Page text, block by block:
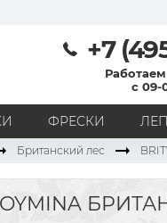
+7
с 09-
ФРЕСКИ
Флизелиновые
Британский лес